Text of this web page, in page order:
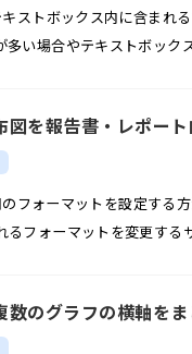
ストボックス内に含まれ
多い場合やテキストボッ
図を報告書・レポー
フォーマットを設定する
フォーマットを変更する
数のグラフの横軸を